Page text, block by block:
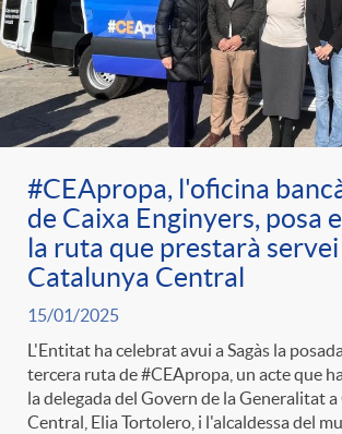
p
r
e
n
s
g
o
r
e
s
c
l
a
F
i
l
e
c
o
n
t
i
#CEApropa, l'oficina
de Caixa Enginyers, posa
la ruta que prestarà servei
Catalunya Central
15/01/2025
L'Entitat ha celebrat avui a Sagàs la
tercera ruta de #CEApropa, un acte que
la delegada del Govern de la Generalitat
Central, Elia Tortolero, i l'alcaldessa del